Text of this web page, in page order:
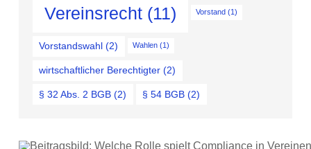
Vereinsrecht(11) Vorstand (1)
Vorstandswahl (2) Wahlen(1)
wirtschaftlicher Berechtigter (2)
§ 32 Abs. 2 BGB (2) § 54 BGB (2)